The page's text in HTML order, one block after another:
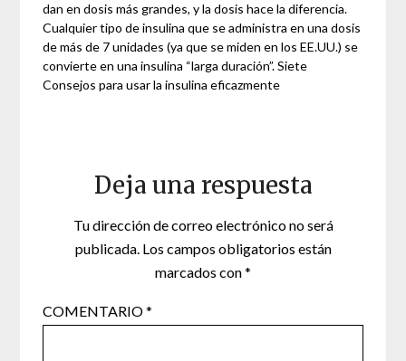
dan en dosis más grandes, y la dosis hace la diferencia.
Cualquier tipo de insulina que se administra en una dosis
de más de 7 unidades (ya que se miden en los EE.UU.) se
convierte en una insulina “larga duración”. Siete
Consejos para usar la insulina eficazmente
Deja una respuesta
Tu dirección de correo electrónico no será
publicada. Los campos obligatorios están
marcados con*
COMENTARIO*